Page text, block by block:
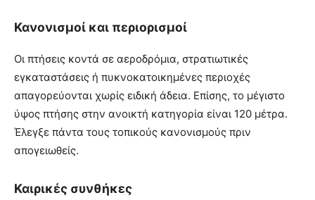
Κανονισμοί και περιορισμοί
Οι πτήσεις κοντά σε αεροδρόμια, στρατιωτικές
εγκαταστάσεις ή πυκνοκατοικημένες περιοχές
απαγορεύονται χωρίς ειδική άδεια. Επίσης, το μέγιστο
ύψος πτήσης στην ανοικτή κατηγορία είναι 120 μέτρα.
Έλεγξε πάντα τους τοπικούς κανονισμούς πριν
απογειωθείς.
Καιρικές συνθήκες